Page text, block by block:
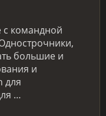
с командной
большие и
и
для
…